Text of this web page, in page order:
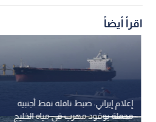
اقرأ أيضاً
إعلام إيراني: ضبط ناقلة نفط أجنبية
محملة بوقود مهرب في مياه الخليج